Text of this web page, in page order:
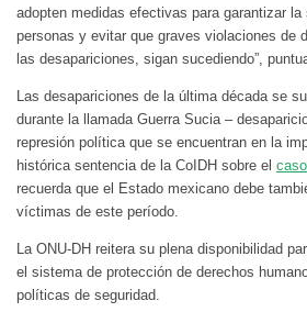
adopten medidas efectivas para garantizar la
personas y evitar que graves violaciones de
las desapariciones, sigan sucediendo”,
Las desapariciones de la última década se
durante la llamada Guerra Sucia –
represión política que se encuentran en la
histórica sentencia de la CoIDH sobre el
recuerda que el Estado mexicano debe
víctimas de este período.
La ONU-DH reitera su plena disponibilidad
el sistema de protección de derechos
políticas de seguridad.